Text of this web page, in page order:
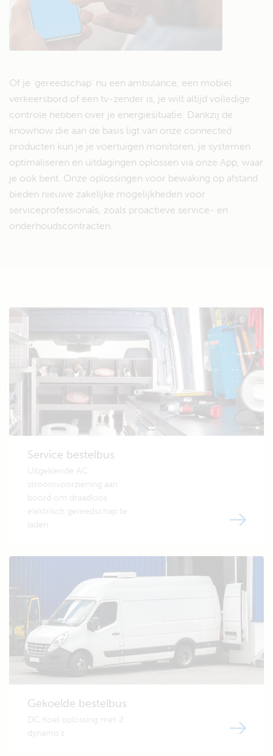
Of je 'gereedschap' nu een ambulance, een mobiel
verkeersbord of een tv-zender is, je wilt altijd volledige
controle hebben over je energiesituatie. Dankzij de
knowhow die aan de basis ligt van onze connected
producten kun je je voertuigen monitoren, je systemen
optimaliseren en uitdagingen oplossen via onze App, waar
je ook bent. Onze oplossingen voor bewaking op afstand
bieden nieuwe zakelijke mogelijkheden voor
serviceprofessionals, zoals proactieve service- en
onderhoudscontracten.
Service bestelbus
Uitgekiende AC
stroomvoorziening aan
boord om draadloos
elektrisch gereedschap te
laden
Gekoelde bestelbus
DC Koel oplossing met 2
dynamo's